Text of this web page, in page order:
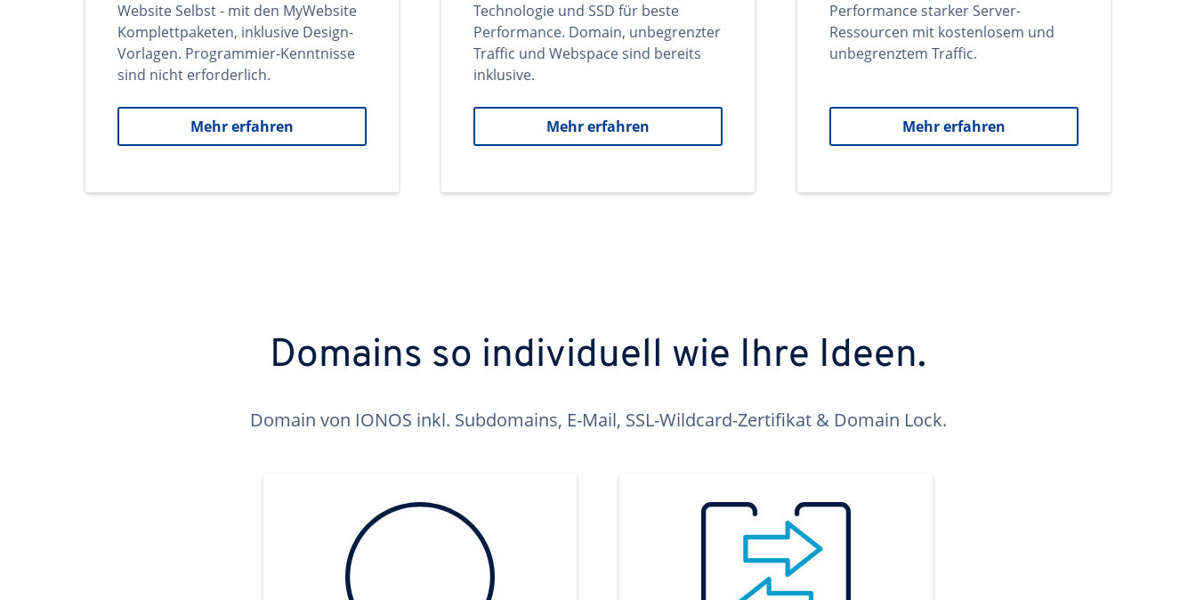
Website Selbst - mit den MyWebsite
Komplettpaketen, inklusive Design-
Vorlagen. Programmier-Kenntnisse
sind nicht erforderlich.
Mehr erfahren
Technologie und SSD für beste
Performance. Domain, unbegrenzter
Traffic und Webspace sind bereits
inklusive.
Mehr erfahren
Performance starker Server-
Ressourcen mit kostenlosem und
unbegrenztem Traffic.
Mehr erfahren
Domains so individuell wie Ihre Ideen.
Domain von IONOS inkl. Subdomains, E-Mail, SSL-Wildcard-Zertifikat & Domain Lock.